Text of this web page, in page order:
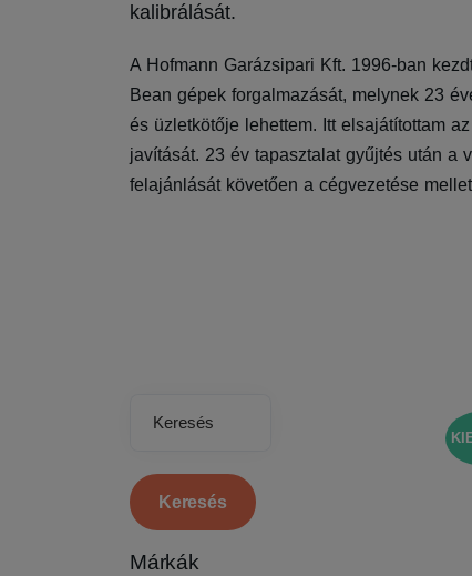
kalibrálását.
A Hofmann Garázsipari Kft. 1996-ban
Bean gépek forgalmazását, melynek 23
és üzletkötője lehettem. Itt elsajátítottam
javítását. 23 év tapasztalat gyűjtés után a
felajánlását követően a cégvezetése
Keresés
Márkák